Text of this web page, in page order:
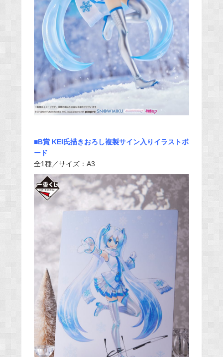
■B賞 KEI氏描きおろし複製サイン入りイラストボ
ード
全1種／サイズ：A3